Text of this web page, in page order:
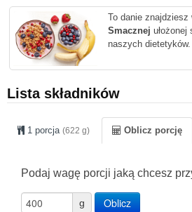
To danie znajdziesz
Smacznej ułożonej
naszych dietetyków.
Lista składników
1 porcja (622 g) Oblicz porcję
Podaj wagę porcji jaką chcesz
g Oblicz